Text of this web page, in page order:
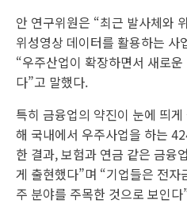
안 연구위원은 “최근 발사체와
위성영상 데이터를 활용하는 사
“우주산업이 확장하면서 새로
다”고 말했다.
특히 금융업의 약진이 눈에 띄
해 국내에서 우주사업을 하는
한 결과, 보험과 연금 같은 금융
게 출현했다”며 “기업들은 전
주 분야를 주목한 것으로 보인